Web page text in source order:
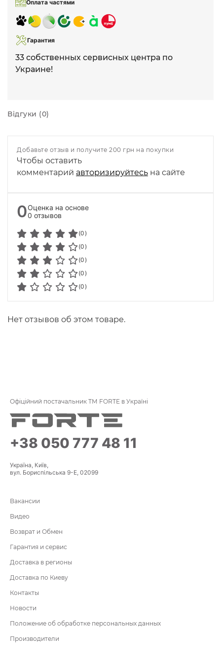
Оплата частями
Гарантия
33 собственных сервисных центра по
Украине!
Відгуки (0)
Добавьте отзыв и получите 200 грн на покупки
Чтобы оставить
комментарий авторизируйтесь на сайте
0Оценка на основе
0 отзывов
(0)
(0)
(0)
(0)
(0)
Нет отзывов об этом товаре.
Офіційний постачальник ТМ FORTE в Україні
+38 050 777 48 11
Україна, Київ,
вул. Бориспільська 9-Е, 02099
Вакансии
Видео
Возврат и Обмен
Гарантия и сервис
Доставка в регионы
Доставка по Киеву
Контакты
Новости
Положение об обработке персональных данных
Производители